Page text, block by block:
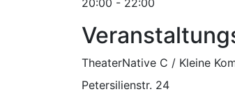
20:00 - 22:00
TheaterNative C / Kleine
Petersilienstr. 24